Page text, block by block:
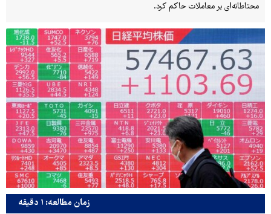
محتاطانه‌ای بر معاملات حاکم کرد.
زمان مطالعه: ۱ دقیقه